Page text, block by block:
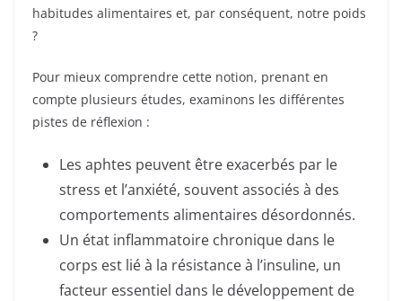
habitudes alimentaires et, par conséquent, notre poids
?
Pour mieux comprendre cette notion, prenant en
compte plusieurs études, examinons les différentes
pistes de réflexion :
Les aphtes peuvent être exacerbés par le
stress et l’anxiété, souvent associés à des
comportements alimentaires désordonnés.
Un état inflammatoire chronique dans le
corps est lié à la résistance à l’insuline, un
facteur essentiel dans le développement de